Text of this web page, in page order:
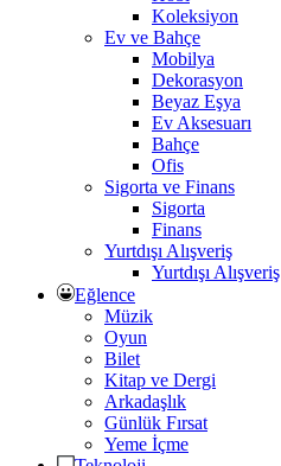
Koleksiyon
Ev ve Bahçe
Mobilya
Dekorasyon
Beyaz Eşya
Ev Aksesuarı
Bahçe
Ofis
Sigorta ve Finans
Sigorta
Finans
Yurtdışı Alışveriş
Yurtdışı Alışveriş
Eğlence
Müzik
Oyun
Bilet
Kitap ve Dergi
Arkadaşlık
Günlük Fırsat
Yeme İçme